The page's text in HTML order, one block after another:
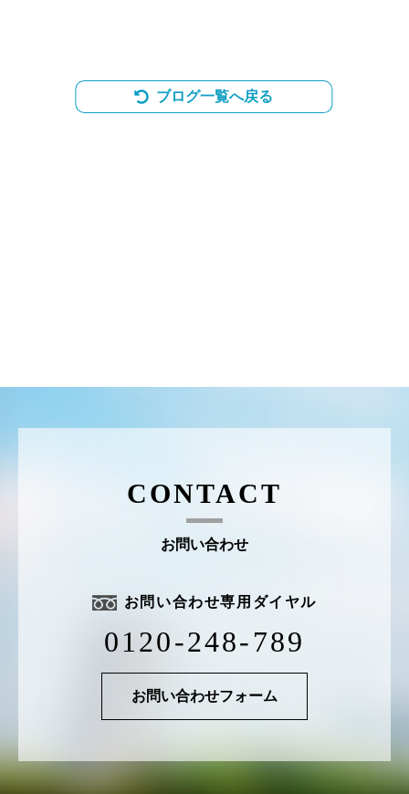
ブログ一覧へ戻る
CONTACT
お問い合わせ
お問い合わせ専用ダイヤル
0120-248-789
お問い合わせフォーム